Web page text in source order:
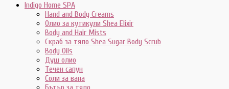
Indigo Home SPA
Hand and Body Creams
Олио за кутикули Shea Elixir
Body and Hair Mists
Скраб за тяло Shea Sugar Body Scrub
Body Oils
Душ олио
Течен сапун
Соли за вана